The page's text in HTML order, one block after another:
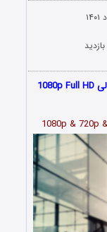
دانلود قسمت چهارم 4 سریال یاغی با کیفیت عالی 1080p Full HD